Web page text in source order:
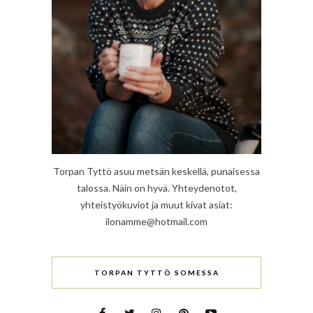
Torpan Tyttö asuu metsän keskellä, punaisessa
talossa. Näin on hyvä. Yhteydenotot,
yhteistyökuviot ja muut kivat asiat:
ilonamme@hotmail.com
TORPAN TYTTÖ SOMESSA